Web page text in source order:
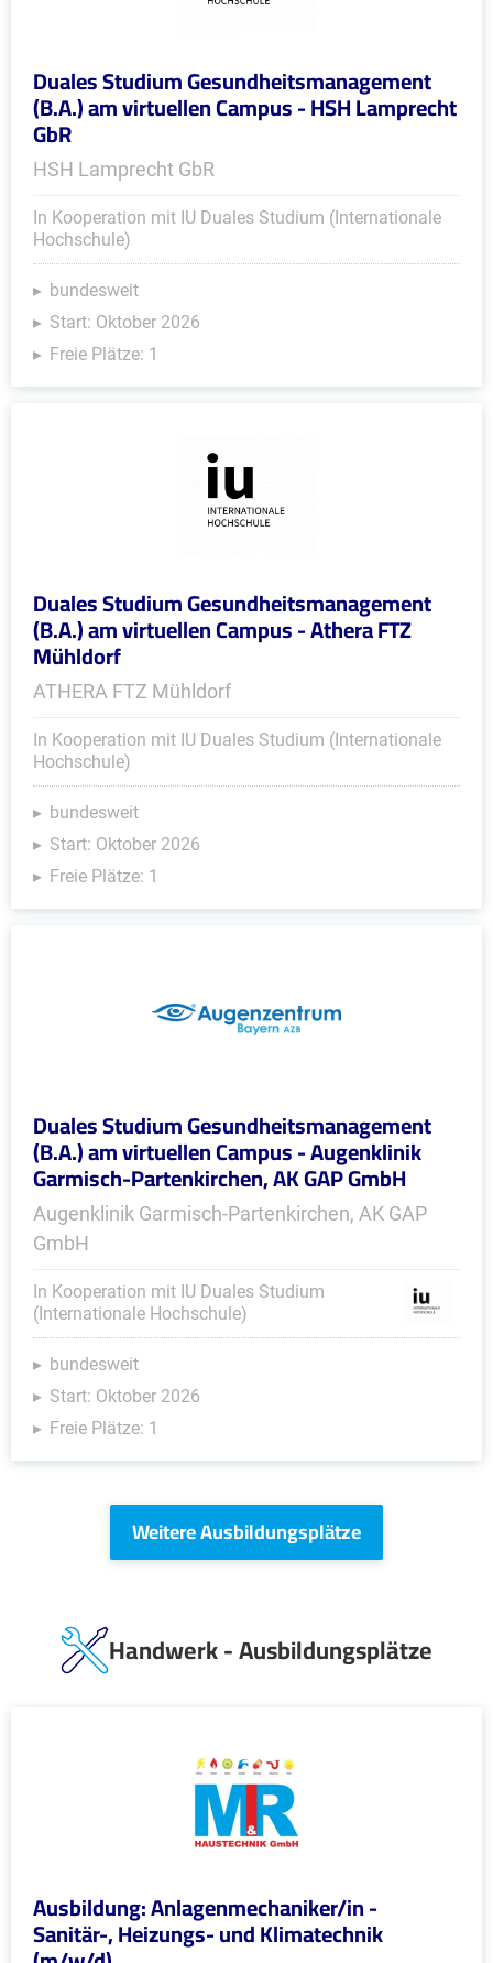
Duales Studium Gesundheitsmanagement
(B.A.) am virtuellen Campus - HSH Lamprecht
GbR
HSH Lamprecht GbR
In Kooperation mit IU Duales Studium (Internationale
Hochschule)
bundesweit
Start: Oktober 2026
Freie Plätze: 1
Duales Studium Gesundheitsmanagement
(B.A.) am virtuellen Campus - Athera FTZ
Mühldorf
ATHERA FTZ Mühldorf
In Kooperation mit IU Duales Studium (Internationale
Hochschule)
bundesweit
Start: Oktober 2026
Freie Plätze: 1
Duales Studium Gesundheitsmanagement
(B.A.) am virtuellen Campus - Augenklinik
Garmisch-Partenkirchen, AK GAP GmbH
Augenklinik Garmisch-Partenkirchen, AK GAP
GmbH
In Kooperation mit IU Duales Studium
(Internationale Hochschule)
bundesweit
Start: Oktober 2026
Freie Plätze: 1
Weitere Ausbildungsplätze
Handwerk - Ausbildungsplätze
Ausbildung: Anlagenmechaniker/in -
Sanitär-, Heizungs- und Klimatechnik